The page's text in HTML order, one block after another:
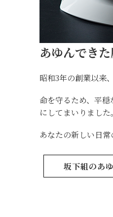
あゆんでき
昭和3年の創業以来
命を守るため、平
にしてまいりました。
あなたの新しい日
坂下組のあ